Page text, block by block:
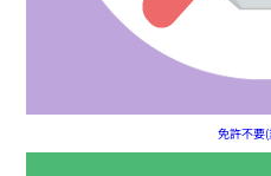
免許不要